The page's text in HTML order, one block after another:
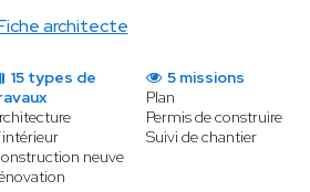
architecte
15 types de
neuve
5 missions
Plan
Permis de construire
Suivi de chantier